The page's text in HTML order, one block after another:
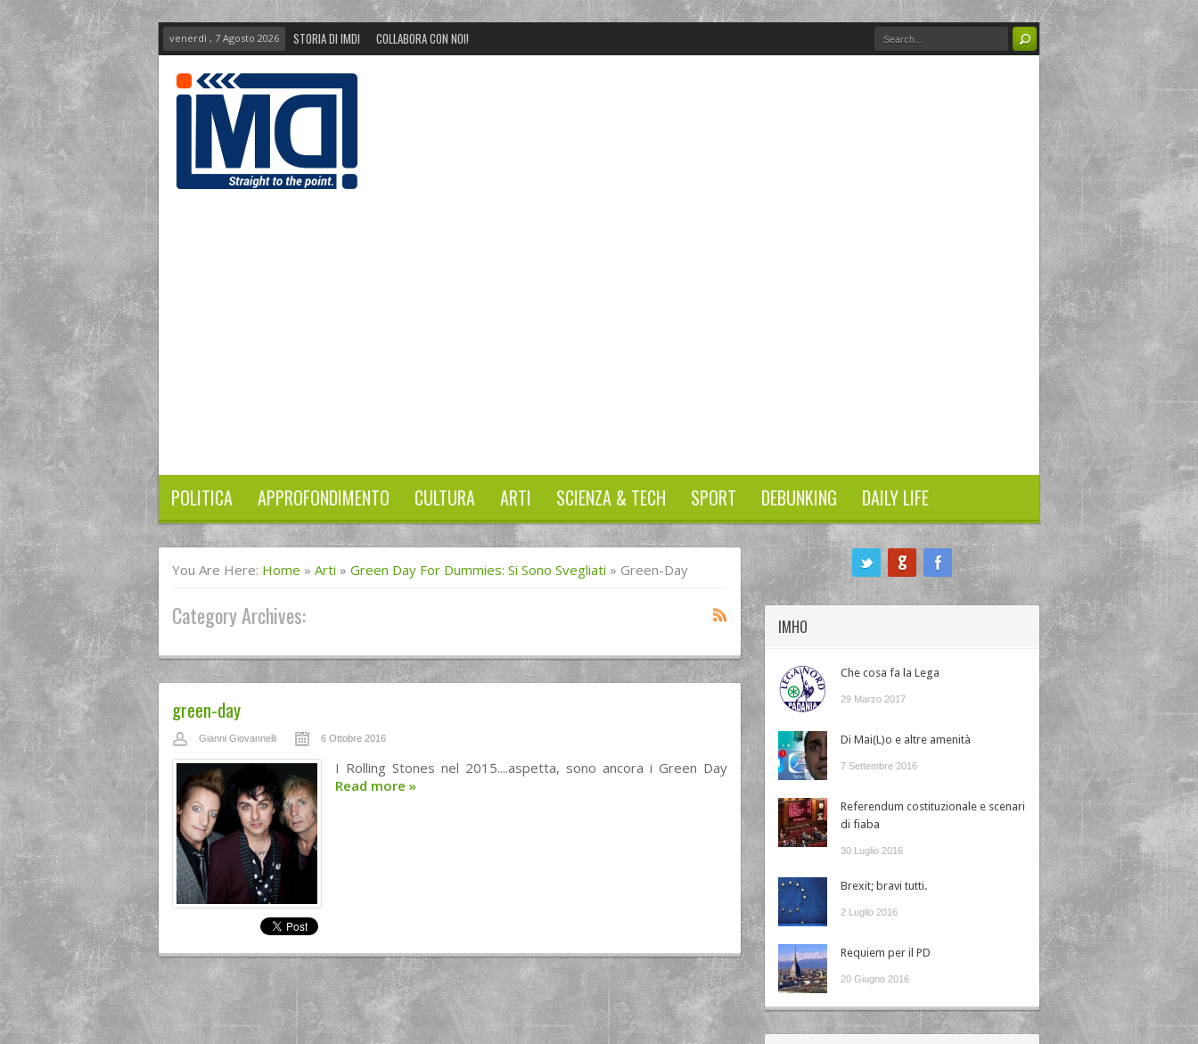
venerdì , 7 Agosto 2026 STORIA DI IMDI COLLABORA CON NOI!
POLITICA APPROFONDIMENTO CULTURA ARTI SCIENZA & TECH SPORT DEBUNKING DAILY LIFE
You Are Here: Home » Arti » Green Day For Dummies: Si Sono Svegliati » Green-Day
Category Archives:
green-day
Gianni Giovannelli 6 Ottobre 2016
I Rolling Stones nel 2015....aspetta, sono ancora i Green Day
Read more »
IMHO
Che cosa fa la Lega
29 Marzo 2017
Di Mai(L)o e altre amenità
7 Settembre 2016
Referendum costituzionale e scenari
di fiaba
30 Luglio 2016
Brexit; bravi tutti.
2 Luglio 2016
Requiem per il PD
20 Giugno 2016